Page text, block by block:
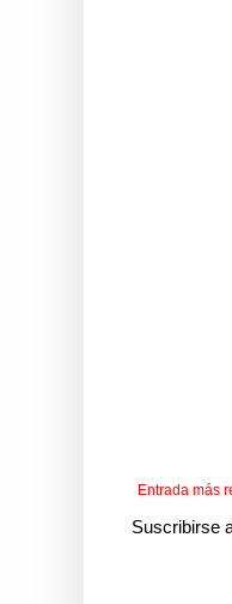
Entrada más
Suscribirse